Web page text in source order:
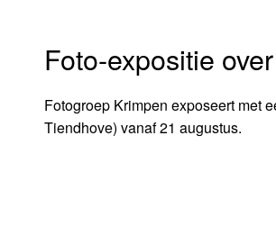
Foto-expositie
Fotogroep Krimpen exposeert met
Tiendhove) vanaf 21 augustus.